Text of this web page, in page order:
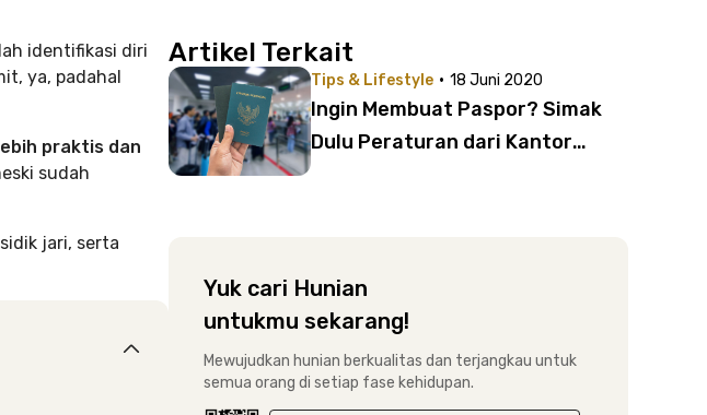
identifikasi diri
ya, padahal
praktis dan
sudah
jari, serta
Artikel Terkait
Tips & Lifestyle · 18 Juni 2020
Ingin Membuat Paspor? Simak
Dulu Peraturan dari Kantor
Yuk cari Hunian
untukmu sekarang!
Mewujudkan hunian berkualitas dan terjangkau untuk
semua orang di setiap fase kehidupan.